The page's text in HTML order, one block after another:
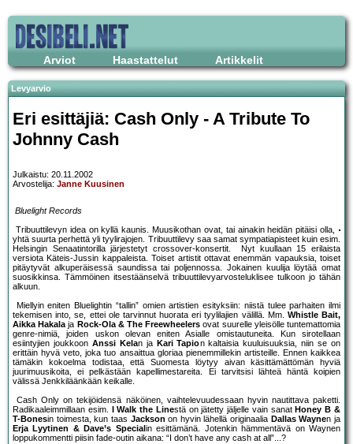
Arviot Haastattelut Artikkelit
Levyarvio
Eri esittäjiä: Cash Only - A Tribute To
Johnny Cash
Julkaistu: 20.11.2002
Arvostelija: Janne Kuusinen
Bluelight Records
Tribuuttilevyn idea on kyllä kaunis. Muusikothan ovat, tai ainakin heidän pitäisi olla,
yhtä suurta perhettä yli tyylirajojen. Tribuuttilevy saa samat sympatiapisteet kuin esim.
Helsingin Senaatintorilla järjestetyt crossover-konsertit. Nyt kuullaan 15 erilaista
versiota Käteis-Jussin kappaleista. Toiset artistit ottavat enemmän vapauksia, toiset
pitäytyvät alkuperäisessä saundissa tai poljennossa. Jokainen kuulija löytää omat
suosikkinsa. Tämmöinen itsestäänselvä tribuuttilevyarvosteluklisee tulkoon jo tähän
alkuun.
Miellyin eniten Bluelightin “tallin” omien artistien esityksiin: niistä tulee parhaiten ilmi
tekemisen into, se, ettei ole tarvinnut huorata eri tyylilajien välillä. Mm. Whistle Bait,
Aikka Hakalaja Rock-Ola & The Freewheelersovat suurelle yleisölle tuntemattomia
genre-nimiä, joiden uskon olevan eniten Asialle omistautuneita. Kun sirotellaan
esiintyjien joukkoon Anssi Kelan ja Kari Tapion kaltaisia kuuluisuuksia, niin se on
erittäin hyvä veto, joka tuo ansaittua gloriaa pienemmillekin artisteille. Ennen kaikkea
tämäkin kokoelma todistaa, että Suomesta löytyy aivan käsittämättömän hyviä
juurimuusikoita, ei pelkästään kapellimestareita. Ei tarvitsisi lähteä häntä koipien
välissä Jenkkiläänkään keikalle.
Cash Only on tekijöidensä näköinen, vaihtelevuudessaan hyvin nautittava paketti.
Radikaaleimmillaan esim.
I Walk the Linestä on jätetty jäljelle vain sanat Honey B &
T-Bonesin toimesta, kun taas Jackson on hyvin lähellä originaalia Dallas Waynen ja
Erja Lyytinen & Dave’s Specialin esittämänä. Jotenkin hämmentävä on Waynen
loppukommentti piisin fade-outin aikana: “I don’t have any cash at all”...?